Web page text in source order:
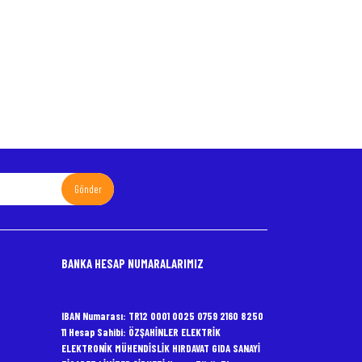
Gönder
BANKA HESAP NUMARALARIMIZ
IBAN Numarası: TR12 0001 0025 0759 2160 8250
11 Hesap Sahibi: ÖZŞAHİNLER ELEKTRİK
ELEKTRONİK MÜHENDİSLİK HIRDAVAT GIDA SANAYİ